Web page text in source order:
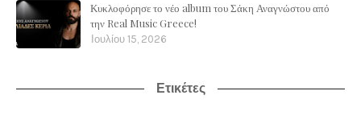
Κυκλοφόρησε το νέο album του Σάκη Αναγνώστου από
την Real Music Greece!
Ιουλίου 15, 2026
Ετικέτες